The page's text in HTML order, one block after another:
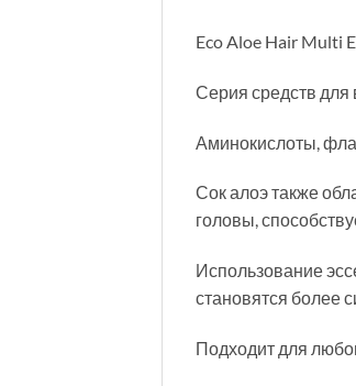
Eco Aloe Hair Multi
Серия средств для
Аминокислоты,
Сок алоэ также
головы,
Использование
становятся более
Подходит для